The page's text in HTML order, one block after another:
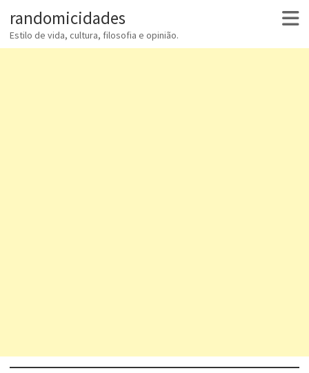
randomicidades
Estilo de vida, cultura, filosofia e opinião.